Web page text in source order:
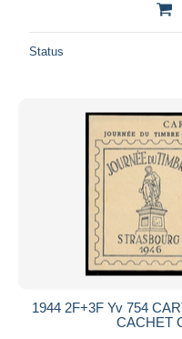
Status
1944 2F+3F Yv 754
CACHET